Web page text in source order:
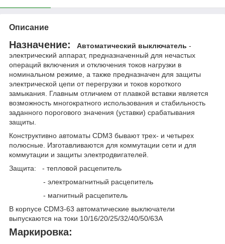
Описание
Назначение: Автоматический выключатель -
электрический аппарат, предназначенный для нечастых
операций включения и отключения токов нагрузки в
номинальном режиме, а также предназначен для защиты
электрической цепи от перегрузки и токов короткого
замыкания. Главным отличием от плавкой вставки является
возможность многократного использования и стабильность
заданного порогового значения (уставки) срабатывания
защиты.
Конструктивно автоматы CDM3 бывают трех- и четырех
полюсные. Изготавливаются для коммутации сети и для
коммутации и защиты электродвигателей.
Защита: - тепловой расцепитель
- электромагнитный расцепитель
- магнитный расцепитель
В корпусе CDM3-63 автоматические выключатели
выпускаются на токи 10/16/20/25/32/40/50/63A
Маркировка: